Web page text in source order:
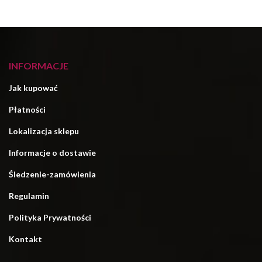
INFORMACJE
Jak kupować
Płatności
Lokalizacja sklepu
Informacje o dostawie
Śledzenie-zamówienia
Regulamin
Polityka Prywatności
Kontakt